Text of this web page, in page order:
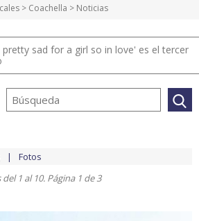
> Coachella > Noticias
pretty sad for a girl so in love' es el tercer
Fotos
1 al 10. Página 1 de 3